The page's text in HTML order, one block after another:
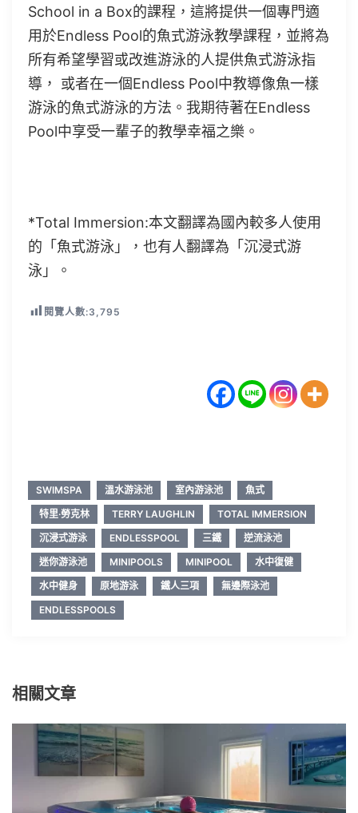
School in a Box的課程，這將提供一個專門適
用於Endless Pool的魚式游泳教學課程，並將為
所有希望學習或改進游泳的人提供魚式游泳指
導， 或者在一個Endless Pool中教導像魚一樣
游泳的魚式游泳的方法。我期待著在Endless
Pool中享受一輩子的教學幸福之樂。
*Total Immersion:本文翻譯為國內較多人使用
的「魚式游泳」，也有人翻譯為「沉浸式游
泳」。
閱覽人數:3,795
SWIMSPA 溫水游泳池 室內游泳池
魚式
特里·勞克林
TERRY LAUGHLIN
TOTAL IMMERSION
沉浸式游泳
ENDLESSPOOL 三鐵
逆流泳池
迷你游泳池
MINIPOOLS MINIPOOL
水中復健
水中健身
原地游泳 鐵人三項
無邊際泳池
ENDLESSPOOLS
相關文章